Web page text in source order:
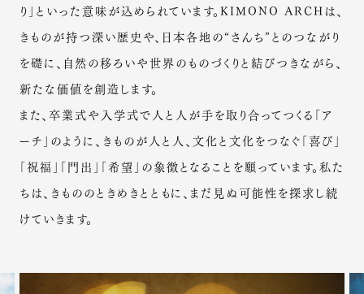
り」といった意味が込められています。KIMONO ARCHは、
きものが持つ深い歴史や、日本各地の“さんち”とのつながり
を礎に、自然の移ろいや世界のものづくりと結びつきながら、
新たな価値を創造します。
また、卒業式や入学式で人と人が手を取り合ってつくる「ア
ーチ」のように、きものが人と人、文化と文化をつなぐ「喜び」
「祝福」「門出」「希望」の象徴となることを願っています。私た
ちは、きもののときめきとともに、まだ見ぬ可能性を探求し続
けていきます。